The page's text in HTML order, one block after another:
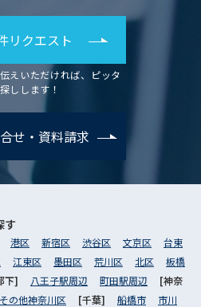
リクエスト
えいただければ、ピッタ
しします！
せ・資料請求
す
港区 新宿区 渋谷区 文京区
台東
江東区 墨田区 荒川区 北区
板橋
下] 八王子駅周辺 町田駅周辺
[神奈
その他神奈川区 [千葉] 船橋市
市川